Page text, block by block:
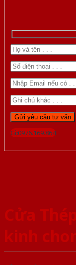
Gọi 0976.169.864
Cửa
kinh